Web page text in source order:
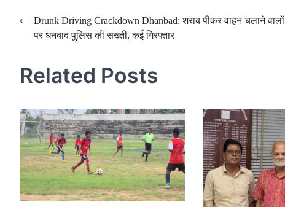
Post
navigation
⟵Drunk Driving Crackdown Dhanbad: शराब पीकर वाहन चलाने वालों
पर धनबाद पुलिस की सख्ती, कई गिरफ्तार
Related Posts